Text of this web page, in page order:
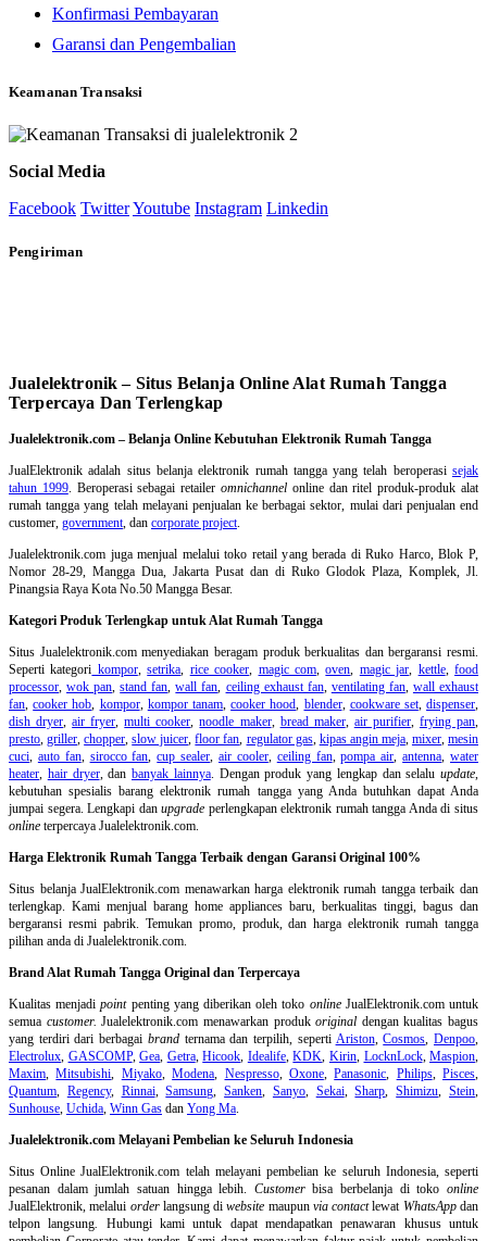
Konfirmasi Pembayaran
Garansi dan Pengembalian
Keamanan Transaksi
Social Media
Facebook TwitterYoutube Instagram Linkedin
Pengiriman
Jualelektronik – Situs Belanja Online Alat Rumah Tangga
Terpercaya Dan Terlengkap
Jualelektronik.com – Belanja Online Kebutuhan Elektronik Rumah Tangga
JualElektronik adalah situs belanja elektronik rumah tanggayang telah beroperasisejak
tahun 1999. Beroperasi sebagai retaileromnichannel online dan ritel produk-produk alat
rumah tangga yang telah melayani penjualan ke berbagai sektor, mulai dari penjualan end
customer, government , dan corporate project
Jualelektronik.com juga menjual melalui toko retail yang berada di Ruko Harco, Blok P,
Nomor 28-29, Mangga Dua, Jakarta Pusat dan di Ruko Glodok Plaza, Komplek, Jl.
Pinangsia Raya Kota No.50 Mangga Besar.
Kategori Produk Terlengkap untuk Alat Rumah Tangga
Situs Jualelektronik.com menyediakan beragam produk berkualitas dan bergaransi resmi.
Seperti kategori kompor,setrika rice cooker magic com,oven magic jar kettle,food
processor ,wok pan ,stand fan ,wall fan ceiling exhaust fan, ventilating fan, wall exhaust
fan ,cooker hob kompor, kompor tanam,cooker hood blender, cookware set,dispenser
dish dryer ,air fryer ,multi cooker ,noodle maker, bread maker, air purifier, frying pan
presto ,griller ,chopper ,slow juicer ,floor fan regulator gas, kipas angin meja, mixer,mesin
cuci auto fan, sirocco fan ,cup sealer ,air cooler, ceiling fan,pompa air ,antenna ,water
heater hair dryer, dan banyak lainnya. Dengan produk yang lengkap dan selalu update
kebutuhan spesialis barang elektronik rumah tangga yang Anda butuhkan dapat Anda
jumpai segera. Lengkapi danupgrade perlengkapan elektronik rumah tangga Anda di situs
online terpercaya Jualelektronik.com.
Harga Elektronik Rumah Tangga Terbaik dengan Garansi Original 100%
Situs belanjaJualElektronik.com menawarkan harga elektronik rumah tangga terbaik dan
terlengkap. Kami menjual barang home appliances baru, berkualitas tinggi, bagus dan
bergaransi resmi pabrik. Temukan promo, produk, dan harga elektronik rumah tangga
pilihan anda di Jualelektronik.com.
Brand Alat Rumah Tangga Original dan Terpercaya
Kualitas menjadipointpenting yang diberikan oleh toko onlineJualElektronik.com untuk
semua customer. Jualelektronik.com menawarkan produkoriginal dengan kualitas bagus
yang terdiri dari berbagai brandternama dan terpilih, seperti Ariston,Cosmos ,Denpoo
Electrolux GASCOMP,Gea Getra,Hicook Idealife,KDK Kirin, LocknLock,Maspion
Maxim ,Mitsubishi Miyako,Modena Nespresso, Oxone,Panasonic Philips, Pisces
Quantum
Regency, Rinnai,Samsung ,Sanken Sanyo, Sekai,Sharp ,Shimizu ,Stein
Sunhouse Uchida Winn Gas dan Yong Ma
Jualelektronik.com Melayani Pembelian ke Seluruh Indonesia
Situs Online JualElektronik.com telah melayani pembelian ke seluruh Indonesia, seperti
pesanan dalam jumlah satuan hingga lebih. Customerbisa berbelanja di tokoonline
JualElektronik, melalui orderlangsung diwebsite maupun via contactlewat WhatsAppdan
telpon langsung
Hubungi kami untuk dapat mendapatkan penawaran khusus untuk